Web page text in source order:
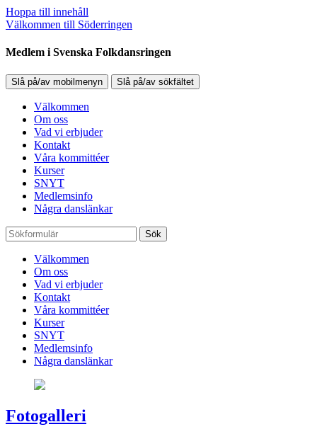
Hoppa till innehåll
Välkommen till Söderringen
Medlem i Svenska Folkdansringen
Slå på/av mobilmenyn Slå på/av sökfältet
Välkommen
Om oss
Vad vi erbjuder
Kontakt
Våra kommittéer
Kurser
SNYT
Medlemsinfo
Några danslänkar
Sök
Välkommen
Om oss
Vad vi erbjuder
Kontakt
Våra kommittéer
Kurser
SNYT
Medlemsinfo
Några danslänkar
Fotogalleri